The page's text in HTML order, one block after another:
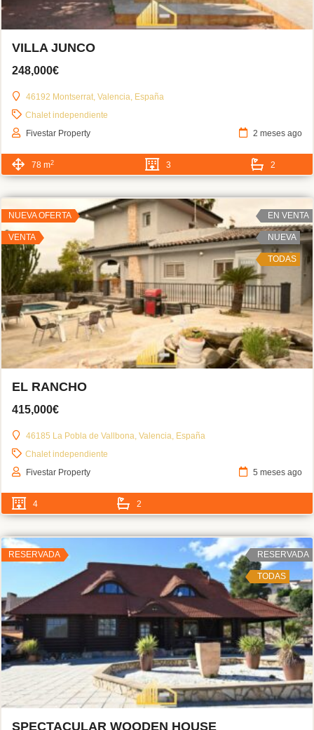
VILLA JUNCO
248,000€
46192 Montserrat, Valencia, España
Chalet independiente
Fivestar Property
2 meses ago
78 m2 3 2
NUEVA OFERTA
VENTA
EN VENTA
NUEVA
TODAS
EL RANCHO
415,000€
46185 La Pobla de Vallbona, Valencia, España
Chalet independiente
Fivestar Property
5 meses ago
4 2
RESERVADA RESERVADA
TODAS
SPECTACULAR WOODEN HOUSE